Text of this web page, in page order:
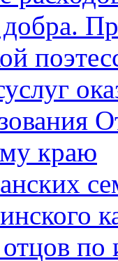
краю
по